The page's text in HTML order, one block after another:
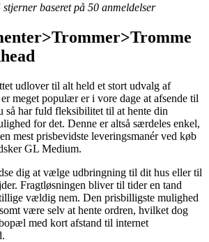
stjerner baseret på 50 anmeldelser
udlover til alt held et stort udvalg af
meget populær er i vore dage at afsende til
så har fuld fleksibilitet til at hente din
for det. Denne er altså særdeles enkel,
mest prisbevidste leveringsmanér ved køb
GL Medium.
dig at vælge udbringning til dit hus eller til
Fragtløsningen bliver til tider en tand
vældig nem. Den prisbilligste mulighed
være selv at hente ordren, hvilket dog
med kort afstand til internet